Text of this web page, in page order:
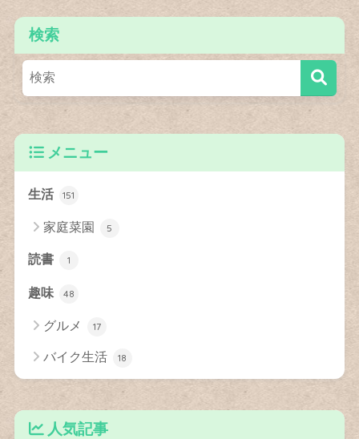
検索
メニュー
生活 151
家庭菜園 5
読書 1
趣味 48
グルメ 17
バイク生活 18
人気記事